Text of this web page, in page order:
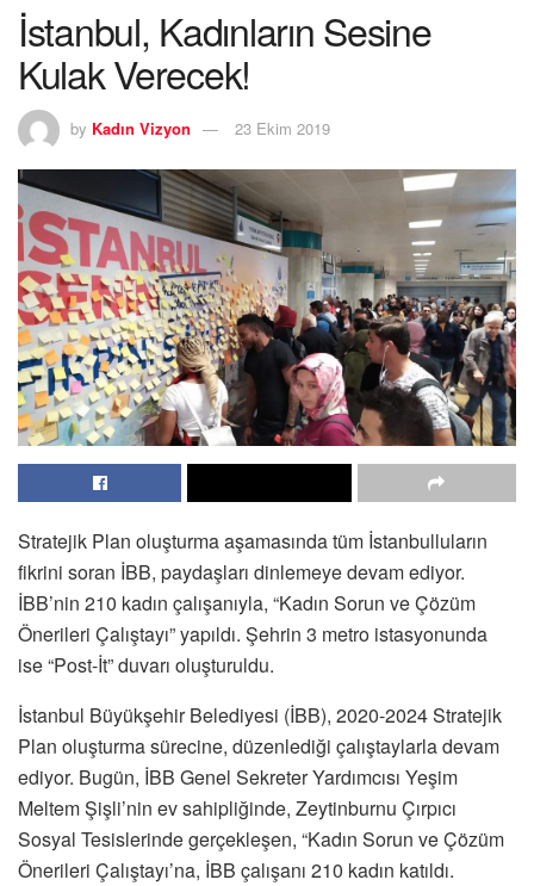
İstanbul, Kadınların Sesine
Kulak Verecek!
by Kadın Vizyon 23 Ekim 2019
Stratejik Plan oluşturma aşamasında tüm İstanbulluların
fikrini soran İBB, paydaşları dinlemeye devam ediyor.
İBB’nin 210 kadın çalışanıyla, “Kadın Sorun ve Çözüm
Önerileri Çalıştayı” yapıldı. Şehrin 3 metro istasyonunda
ise “Post-İt” duvarı oluşturuldu.
İstanbul Büyükşehir Belediyesi (İBB), 2020-2024 Stratejik
Plan oluşturma sürecine, düzenlediği çalıştaylarla devam
ediyor. Bugün, İBB Genel Sekreter Yardımcısı Yeşim
Meltem Şişli’nin ev sahipliğinde, Zeytinburnu Çırpıcı
Sosyal Tesislerinde gerçekleşen, “Kadın Sorun ve Çözüm
Önerileri Çalıştayı’na, İBB çalışanı 210 kadın katıldı.